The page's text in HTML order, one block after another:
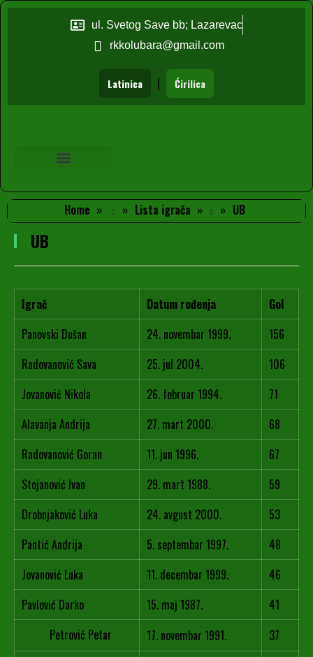
ul. Svetog Save bb; Lazarevac
rkkolubara@gmail.com
Latinica | Ćirilica
Home Lista igrača UB
UB
Igrač Datum rođenja
Gol
Panovski Dušan
24. novembar 1999.
156
Radovanović Sava
25. jul 2004.
106
Jovanović Nikola
26. februar 1994.
71
Alavanja Andrija
27. mart 2000.
68
Radovanović Goran
11. jun 1996.
67
Stojanović Ivan
29. mart 1988.
59
Drobnjaković Luka
24. avgust 2000.
53
Pantić Andrija
5. septembar 1997.
48
Jovanović Luka
11. decembar 1999.
46
Pavlović Darko
15. maj 1987.
41
Petrović Petar
17. novembar 1991.
37